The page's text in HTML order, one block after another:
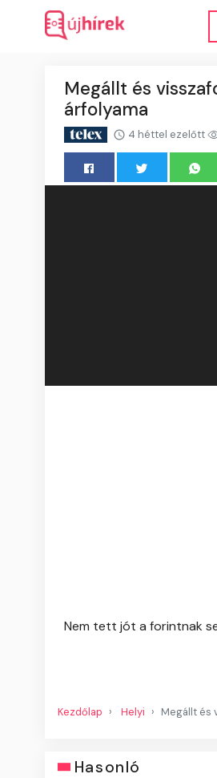
Megállt és
árfolyama
4 héttel ezelőtt
Nem tett jót a forintnak
Kezdőlap Helyi Megállt és
Hasonló